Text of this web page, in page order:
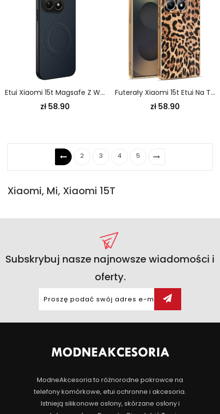
Etui Xiaomi 15t Magsafe Z Włókna Węglowego
zł 58.90
Futerały Xiaomi 15t Etui Na Telefon Wzór Panterki
zł 58.90
2 3 4 5
Xiaomi, Mi, Xiaomi 15T
Subskrybuj nasze najnowsze wiadomości i
oferty.
ModneAkcesoria to różnorodne pokrowce na
telefony komórkowe, etui ochronne i akcesoria.
Istnieją silikonowe osłony, skórzane osłony i